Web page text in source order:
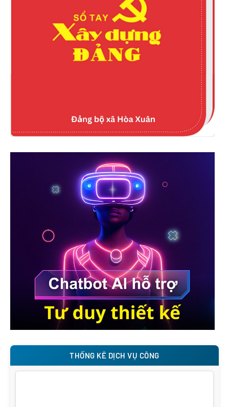
THỐNG KÊ DỊCH VỤ CÔNG